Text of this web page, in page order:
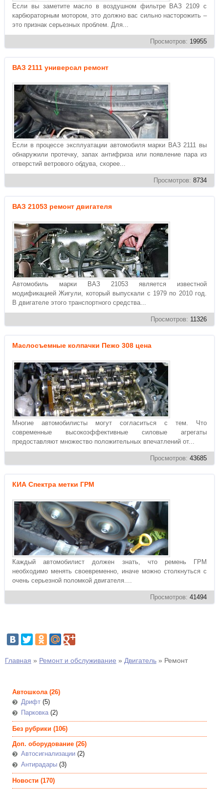
Если вы заметите масло в воздушном фильтре ВАЗ 2109 с
карбюраторным мотором, это должно вас сильно насторожить –
это признак серьезных проблем. Для...
Просмотров: 19955
ВАЗ 2111 универсал ремонт
Если в процессе эксплуатации автомобиля марки ВАЗ 2111 вы
обнаружили протечку, запах антифриза или появление пара из
отверстий ветрового обдува, скорее...
Просмотров: 8734
ВАЗ 21053 ремонт двигателя
Автомобиль марки ВАЗ 21053 является известной
модификацией Жигули, который выпускали с 1979 по 2010 год.
В двигателе этого транспортного средства...
Просмотров: 11326
Маслосъемные колпачки Пежо 308 цена
Многие автомобилисты могут согласиться с тем. Что
современные высокоэффективные силовые агрегаты
предоставляют множество положительных впечатлений от...
Просмотров: 43685
КИА Спектра метки ГРМ
Каждый автомобилист должен знать, что ремень ГРМ
необходимо менять своевременно, иначе можно столкнуться с
очень серьезной поломкой двигателя....
Просмотров: 41494
Главная » Ремонт и обслуживание » Двигатель » Ремонт
Автошкола(26)
Дрифт (5)
Парковка(2)
Без рубрики (106)
Доп. оборудование (26)
Автосигнализации (2)
Антирадары (3)
Новости (170)